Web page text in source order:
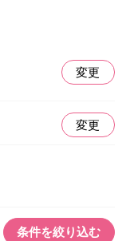
変更
変更
条件を絞り込む